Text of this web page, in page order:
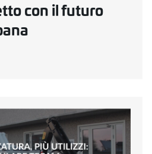
con il futuro